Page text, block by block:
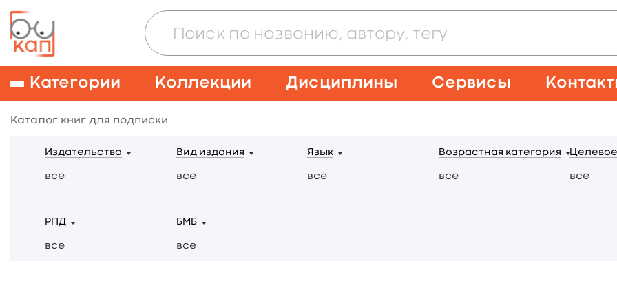
Категории Коллекции Дисциплины Сервисы
Каталог книг для подписки
Издательства
все
Вид издания
все
Язык
все
Возрастная категория
все все
РПД
все
БМБ
все